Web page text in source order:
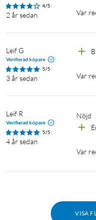
4/5
2 år sedan Var
Leif G
Verifierad köpare
5/5
3 år sedan Var
Leif R
Verifierad köpare
5/5
4 år sedan
Nöjd
Var
VISA